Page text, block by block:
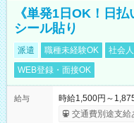
《単発1日OK！日
シール貼り
派遣 職種未経験OK 社会
WEB登録・面接OK
給与
時給1,500円～
交通費別途支給